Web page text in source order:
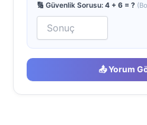
🔢 Güvenlik Sorusu: 4 + 6 = ?
📤 Yorum